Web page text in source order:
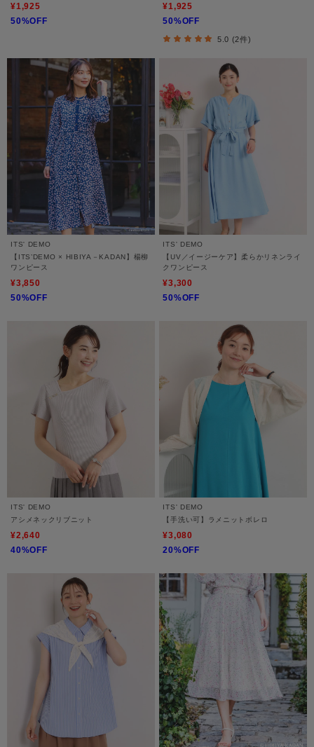
¥1,925
50%OFF
¥1,925
50%OFF
5.0 (2件)
ITS' DEMO
【ITS’DEMO × HIBIYA－KADAN】楊柳
ワンピース
¥3,850
50%OFF
ITS' DEMO
【UV／イージーケア】柔らかリネンライ
クワンピース
¥3,300
50%OFF
ITS' DEMO
アシメネックリブニット
¥2,640
40%OFF
ITS' DEMO
【手洗い可】ラメニットボレロ
¥3,080
20%OFF